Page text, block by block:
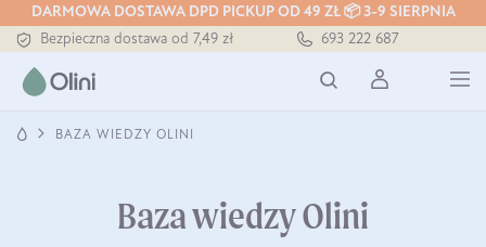
DARMOWA DOSTAWA DPD PICKUP OD 49 ZŁ 📦 3-9 SIERPNIA
Bezpieczna dostawa od 7,49 zł
Darmowa dostawa od 199 zł
Tłoczony zawsze na zimno
693 222 687
BAZA WIEDZY OLINI
Baza wiedzy Olini